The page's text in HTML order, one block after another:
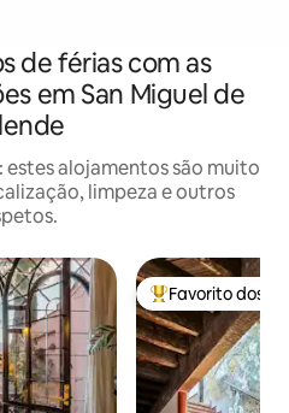
de férias com as
em San Miguel de
alojamentos são muito
limpeza e outros
Favoritos dos
Favorito dos